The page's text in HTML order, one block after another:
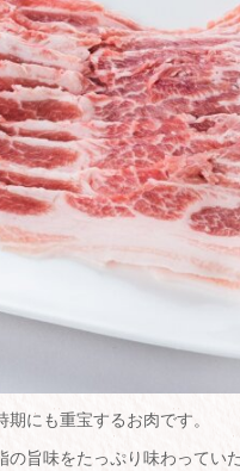
にも重宝するお肉です。
旨味をたっぷり味わってい